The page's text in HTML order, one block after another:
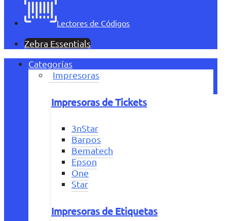
Lectores de Códigos
Zebra Essentials
Categorías
Impresoras
Impresoras de Tickets
3nStar
Barpos
Bematech
Epson
One
Star
Impresoras de Etiquetas